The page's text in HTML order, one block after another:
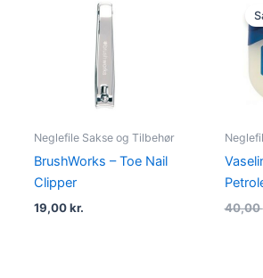
Neglefile Sakse og Tilbehør
BrushWorks – Toe Nail
Clipper
19,00kr. 40,00